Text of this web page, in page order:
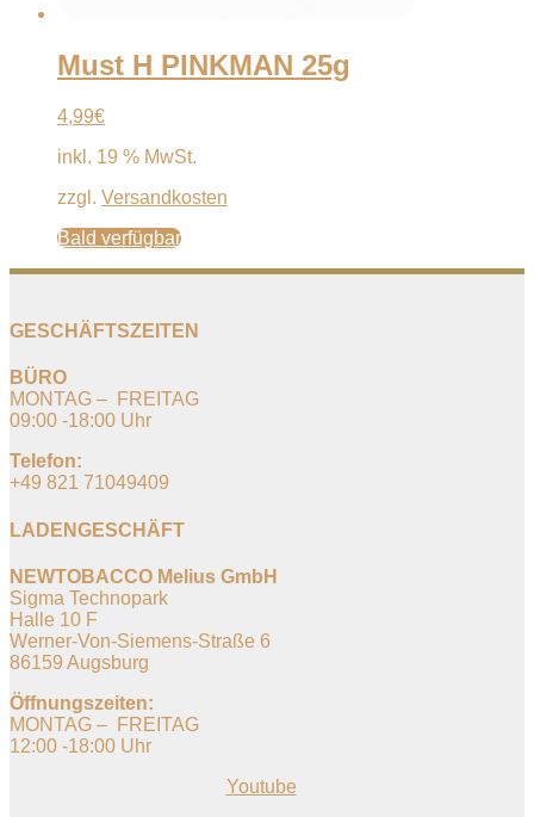
Must H PINKMAN 25g
4,99€
inkl. 19 % MwSt.
zzgl. Versandkosten
Bald verfügbar
GESCHÄFTSZEITEN
BÜRO
MONTAG – FREITAG
09:00 -18:00 Uhr
Telefon:
+49 821 71049409
LADENGESCHÄFT
NEWTOBACCO Melius GmbH
Sigma Technopark
Halle 10 F
Werner-Von-Siemens-Straße 6
86159 Augsburg
Öffnungszeiten:
MONTAG – FREITAG
12:00 -18:00 Uhr
Youtube